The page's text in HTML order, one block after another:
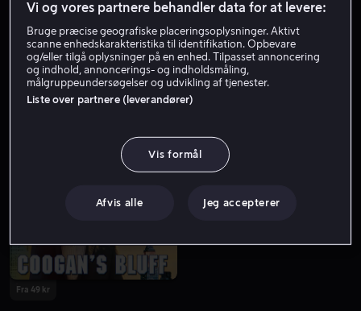
Fra 49 kr
Fra 49 kr
Vi og vores partnere behandler data for at levere:
Bruge præcise geografiske placeringsoplysninger. Aktivt
scanne enhedskarakteristika til identifikation. Opbevare
og/eller tilgå oplysninger på en enhed. Tilpasset annoncering
og indhold, annoncerings- og indholdsmåling,
målgruppeundersøgelser og udvikling af tjenester.
Liste over partnere (leverandører)
Vis formål
Afvis alle Jeg accepterer